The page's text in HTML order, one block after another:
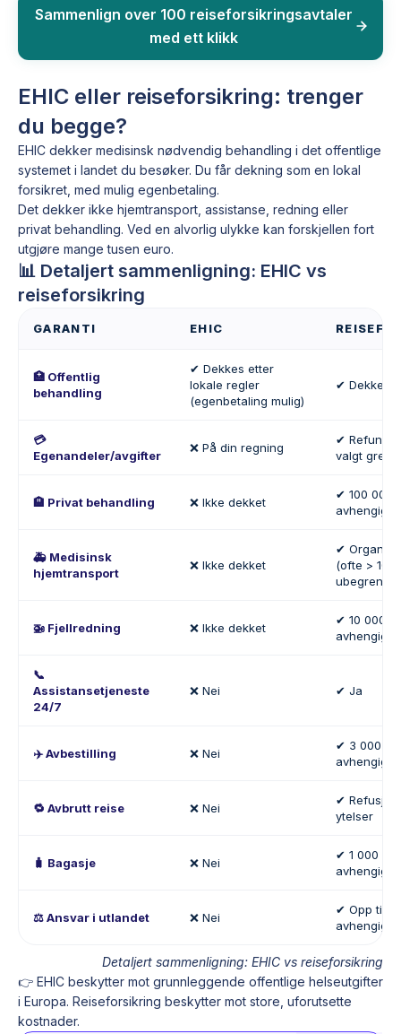
Sammenlign over 100 reiseforsikringsavtaler
med ett klikk
EHIC eller reiseforsikring: trenger
du begge?
EHIC dekker medisinsk nødvendig behandling i det offentlige
systemet i landet du besøker. Du får dekning som en lokal
forsikret, med mulig egenbetaling.
Det dekker ikke hjemtransport, assistanse, redning eller
privat behandling. Ved en alvorlig ulykke kan forskjellen fort
utgjøre mange tusen euro.
📊 Detaljert sammenligning: EHIC vs
reiseforsikring
GARANTI EHIC
🏥 Offentlig
behandling
✔ Dekkes etter
lokale regler
(egenbetaling mulig)
✔ Dekkes
💳
Egenandeler/avgifter
❌ På din regning
✔
valgt
🏨 Privat behandling ❌ Ikke dekket
✔ 100 000
avhengig
🚑 Medisinsk
hjemtransport
❌ Ikke dekket
✔
(ofte > 100
🚁 Fjellredning ❌ Ikke dekket
✔ 10 000
avhengig
📞
Assistansetjeneste
24/7
❌ Nei ✔ Ja
✈️ Avbestilling ❌ Nei
✔ 3 000 €
avhengig
🔁 Avbrutt reise ❌ Nei
✔
ytelser
🧳 Bagasje ❌ Nei
✔ 1 000 €
avhengig
⚖️ Ansvar i utlandet ❌ Nei
✔ Opp til 1
avhengig
Detaljert sammenligning: EHIC vs reiseforsikring
👉 EHIC beskytter mot grunnleggende offentlige helseutgifter
i Europa. Reiseforsikring beskytter mot store, uforutsette
kostnader.